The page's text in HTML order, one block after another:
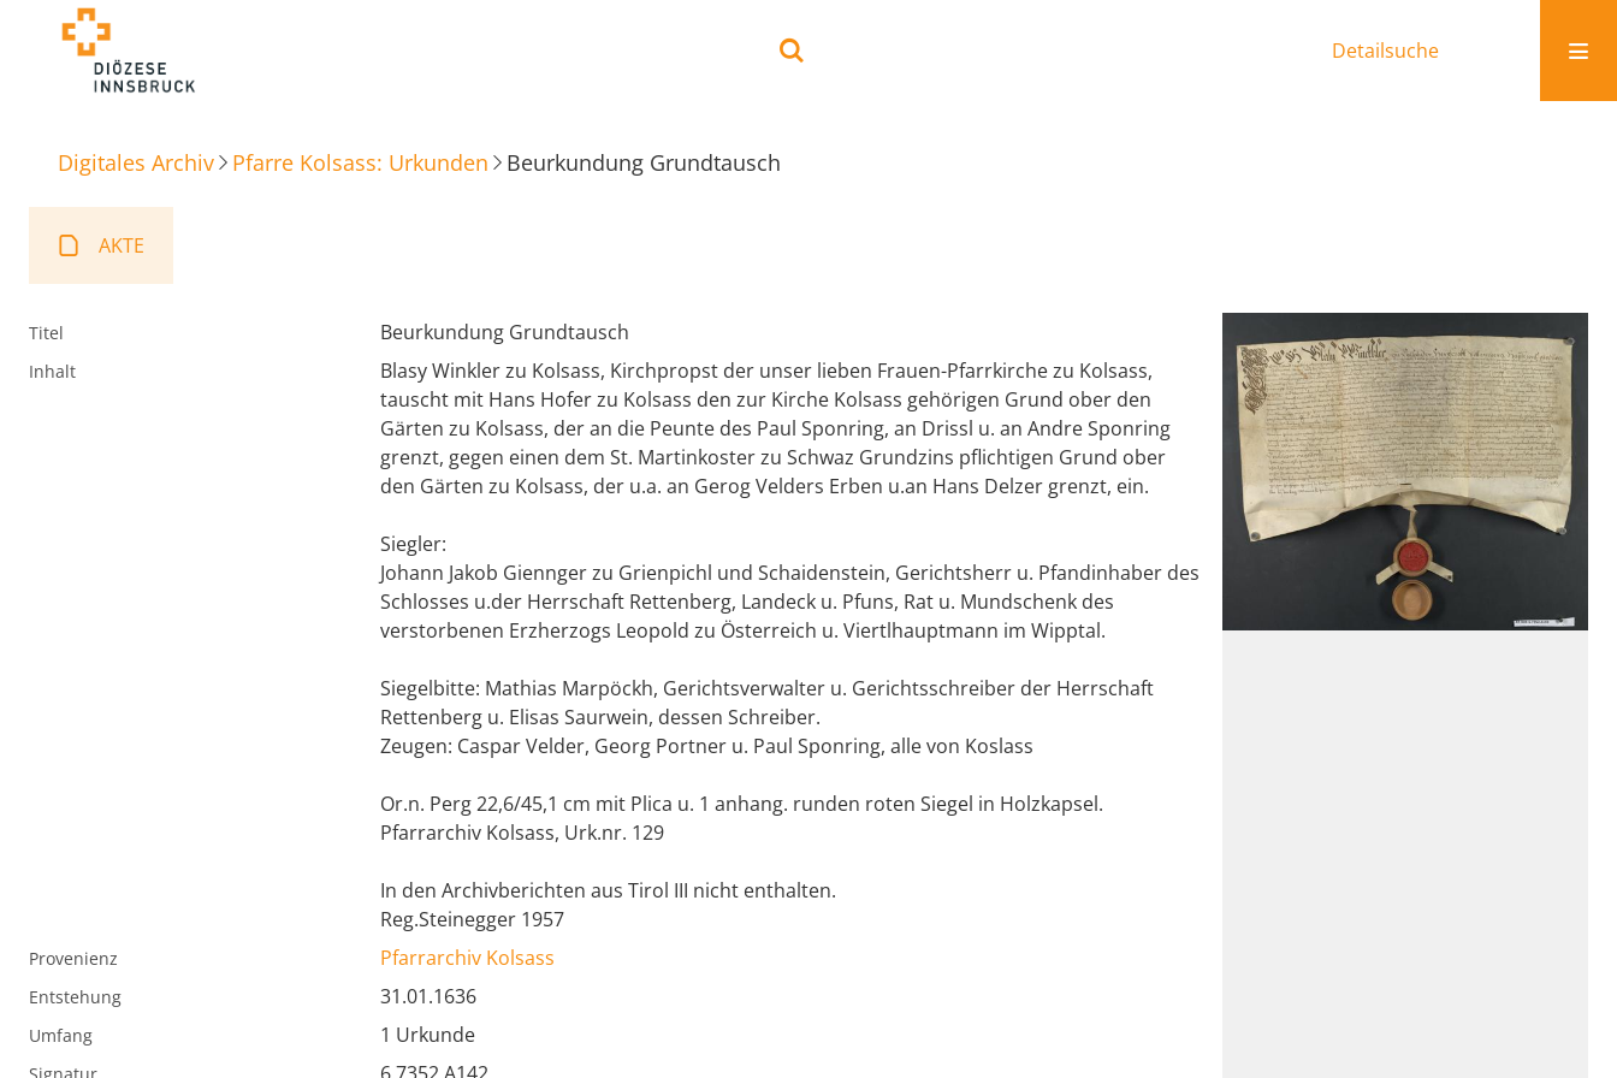
Detailsuche
Digitales Archiv Pfarre Kolsass: Urkunden Beurkundung Grundtausch
AKTE
Titel Beurkundung Grundtausch
Inhalt
Blasy Winkler zu Kolsass, Kirchpropst der unser lieben Frauen-Pfarrkirche zu Kolsass,
tauscht mit Hans Hofer zu Kolsass den zur Kirche Kolsass gehörigen Grund ober den
Gärten zu Kolsass, der an die Peunte des Paul Sponring, an Drissl u. an Andre Sponring
grenzt, gegen einen dem St. Martinkoster zu Schwaz Grundzins pflichtigen Grund ober
den Gärten zu Kolsass, der u.a. an Gerog Velders Erben u.an Hans Delzer grenzt, ein.
Siegler:
Johann Jakob Giennger zu Grienpichl und Schaidenstein, Gerichtsherr u. Pfandinhaber des
Schlosses u.der Herrschaft Rettenberg, Landeck u. Pfuns, Rat u. Mundschenk des
verstorbenen Erzherzogs Leopold zu Österreich u. Viertlhauptmann im Wipptal.
Siegelbitte: Mathias Marpöckh, Gerichtsverwalter u. Gerichtsschreiber der Herrschaft
Rettenberg u. Elisas Saurwein, dessen Schreiber.
Zeugen: Caspar Velder, Georg Portner u. Paul Sponring, alle von Koslass
Or.n. Perg 22,6/45,1 cm mit Plica u. 1 anhang. runden roten Siegel in Holzkapsel.
Pfarrarchiv Kolsass, Urk.nr. 129
In den Archivberichten aus Tirol III nicht enthalten.
Reg.Steinegger 1957
Provenienz Pfarrarchiv Kolsass
Entstehung 31.01.1636
Umfang 1 Urkunde